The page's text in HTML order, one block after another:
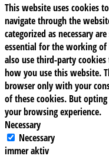
This website uses cookies
navigate through the
categorized as necessary
essential for the working
also use third-party
how you use this website.
browser only with your
of these cookies. But
your browsing experience.
Necessary
Necessary
immer aktiv